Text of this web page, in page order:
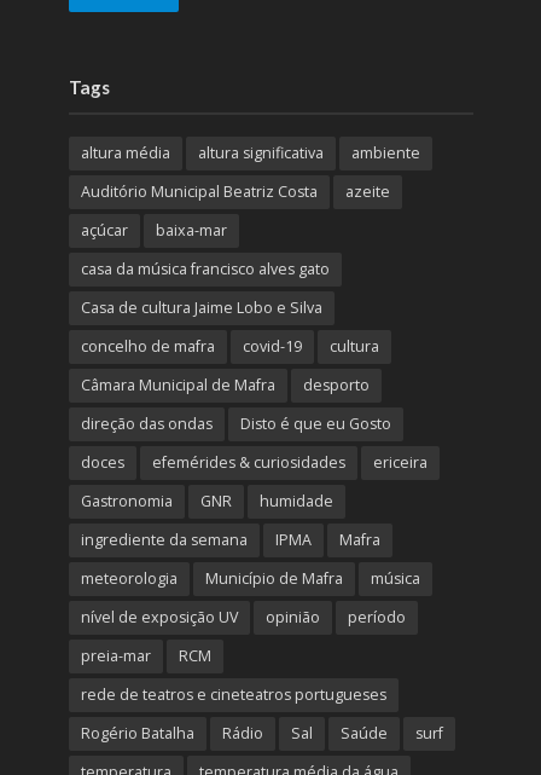
Tags
altura média altura significativa
ambiente
Auditório Municipal Beatriz Costa
azeite
açúcar
baixa-mar
casa da música francisco alves gato
Casa de cultura Jaime Lobo e Silva
concelho de mafra
covid-19
cultura
Câmara Municipal de Mafra
desporto
direção das ondas
Disto é que eu Gosto
doces
efemérides & curiosidades
ericeira
Gastronomia
GNR
humidade
ingrediente da semana
IPMA
Mafra
meteorologia
Município de Mafra
música
nível de exposição UV
opinião
período
preia-mar
RCM
rede de teatros e cineteatros portugueses
Rogério Batalha
Rádio Sal Saúde
surf